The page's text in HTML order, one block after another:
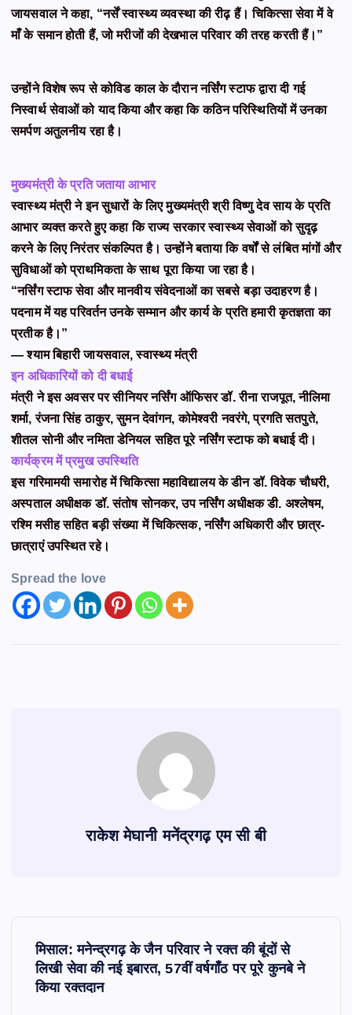
जायसवाल ने कहा, “नर्सें स्वास्थ्य व्यवस्था की रीढ़ हैं। चिकित्सा सेवा में वे
माँ के समान होती हैं, जो मरीजों की देखभाल परिवार की तरह करती हैं।”
उन्होंने विशेष रूप से कोविड काल के दौरान नर्सिंग स्टाफ द्वारा दी गई
निस्वार्थ सेवाओं को याद किया और कहा कि कठिन परिस्थितियों में उनका
समर्पण अतुलनीय रहा है।
मुख्यमंत्री के प्रति जताया आभार
स्वास्थ्य मंत्री ने इन सुधारों के लिए मुख्यमंत्री श्री विष्णु देव साय के प्रति
आभार व्यक्त करते हुए कहा कि राज्य सरकार स्वास्थ्य सेवाओं को सुदृढ़
करने के लिए निरंतर संकल्पित है। उन्होंने बताया कि वर्षों से लंबित मांगों और
सुविधाओं को प्राथमिकता के साथ पूरा किया जा रहा है।
“नर्सिंग स्टाफ सेवा और मानवीय संवेदनाओं का सबसे बड़ा उदाहरण है।
पदनाम में यह परिवर्तन उनके सम्मान और कार्य के प्रति हमारी कृतज्ञता का
प्रतीक है।”
— श्याम बिहारी जायसवाल, स्वास्थ्य मंत्री
इन अधिकारियों को दी बधाई
मंत्री ने इस अवसर पर सीनियर नर्सिंग ऑफिसर डॉ. रीना राजपूत, नीलिमा
शर्मा, रंजना सिंह ठाकुर, सुमन देवांगन, कोमेश्वरी नवरंगे, प्रगति सतपुते,
शीतल सोनी और नमिता डेनियल सहित पूरे नर्सिंग स्टाफ को बधाई दी।
कार्यक्रम में प्रमुख उपस्थिति
इस गरिमामयी समारोह में चिकित्सा महाविद्यालय के डीन डॉ. विवेक चौधरी,
अस्पताल अधीक्षक डॉ. संतोष सोनकर, उप नर्सिंग अधीक्षक डी. अश्लेषम,
रश्मि मसीह सहित बड़ी संख्या में चिकित्सक, नर्सिंग अधिकारी और छात्र-
छात्राएं उपस्थित रहे।
Spread the love
राकेश मेघानी मनेंद्रगढ़ एम सी बी
मिसाल: मनेन्द्रगढ़ के जैन परिवार ने रक्त की बूंदों से
लिखी सेवा की नई इबारत, 57वीं वर्षगाँठ पर पूरे कुनबे ने
किया रक्तदान